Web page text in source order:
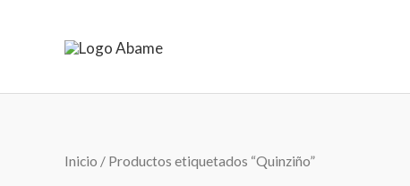
Inicio / Productos etiquetados “Quinziño”